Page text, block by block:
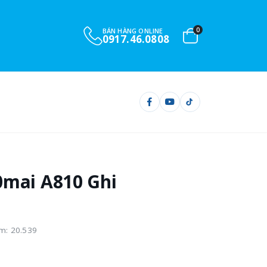
BÁN HÀNG ONLINE
0917.46.0808
0
A810 Ghi
20.539